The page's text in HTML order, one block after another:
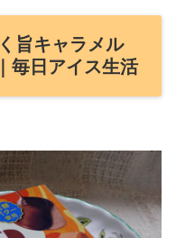
旨キャラメル
毎日アイス生活